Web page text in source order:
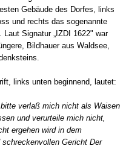
Gebäude des Dorfes, links
und rechts das sogenannte
Laut Signatur „IZDI 1622" war
Bildhauer aus Waldsee,
links unten beginnend, lautet:
verlaß mich nicht als Waisen
und verurteile mich nicht,
ergehen wird in dem
schreckenvollen Gericht Der